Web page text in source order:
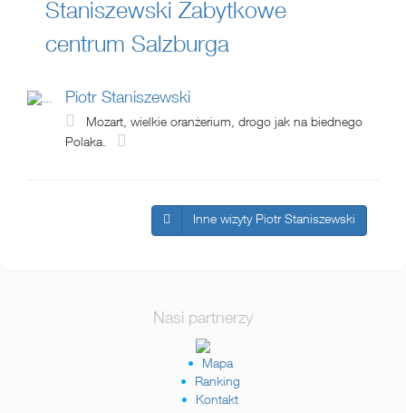
Staniszewski Zabytkowe
centrum Salzburga
Piotr Staniszewski
Mozart, wielkie oranżerium, drogo jak na biednego
Polaka.
Inne wizyty Piotr Staniszewski
Nasi partnerzy
Mapa
Ranking
Kontakt